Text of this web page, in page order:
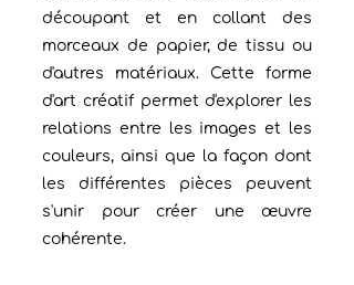
découpant et en collant des
morceaux de papier, de tissu ou
d'autres matériaux. Cette forme
d'art créatif permet d'explorer les
relations entre les images et les
couleurs, ainsi que la façon dont
les différentes pièces peuvent
s'unir pour créer une œuvre
cohérente.